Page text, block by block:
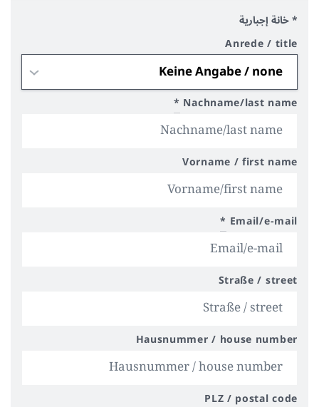
* خانة إجبارية
Anrede / title
Nachname/last name
*
Vorname / first name
Email/e-mail
*
Straße / street
Hausnummer / house number
PLZ / postal code